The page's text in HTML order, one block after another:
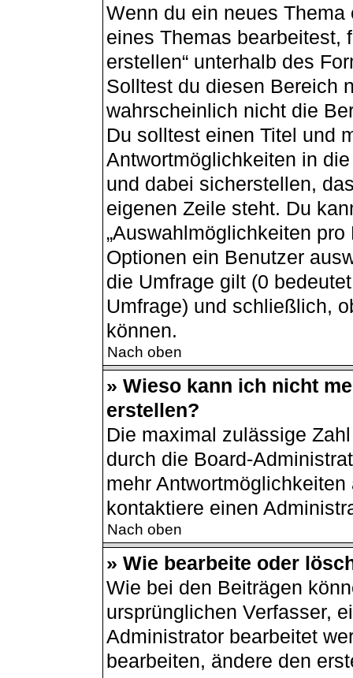
Wenn du ein neues
eines Themas bearbeitest,
erstellen“ unterhalb des
Solltest du diesen Bereich
wahrscheinlich nicht die
Du solltest einen Titel und
Antwortmöglichkeiten in
und dabei sicherstellen,
eigenen Zeile steht. Du
„Auswahlmöglichkeiten
Optionen ein Benutzer
die Umfrage gilt (0
Umfrage) und schließlich,
können.
Nach oben
» Wieso kann ich nicht
erstellen?
Die maximal zulässige
durch die Board-
mehr
kontaktiere einen
Nach oben
» Wie bearbeite oder
Wie bei den Beiträgen
ursprünglichen Verfasser,
Administrator bearbeitet
bearbeiten, ändere den